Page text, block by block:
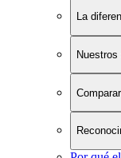
La
Comparar